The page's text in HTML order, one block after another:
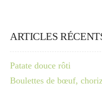
ARTICLES
Patate douce rôti
Boulettes de bœuf,